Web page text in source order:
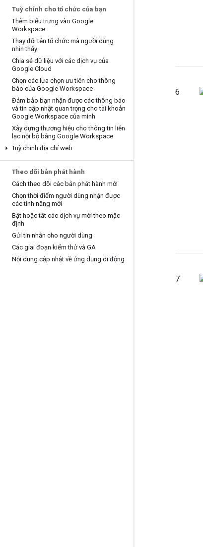
Tuỳ chỉnh cho tổ chức của bạn
Thêm biểu trưng vào Google
Workspace
Thay đổi tên tổ chức mà người dùng
nhìn thấy
Chia sẻ dữ liệu với các dịch vụ của
Google Cloud
Chọn các lựa chọn ưu tiên cho thông
báo của Google Workspace
Đảm bảo bạn nhận được các thông báo
và tin cập nhật quan trọng cho tài khoản
Google Workspace của mình
Xây dựng thương hiệu cho thông tin liên
lạc nội bộ bằng Google Workspace
Tuỳ chỉnh địa chỉ web
Theo dõi bản phát hành
Cách theo dõi các bản phát hành mới
Chọn thời điểm người dùng nhận được
các tính năng mới
Bật hoặc tắt các dịch vụ mới theo mặc
định
Gửi tin nhắn cho người dùng
Các giai đoạn kiểm thử và GA
Nội dung cập nhật về ứng dụng di động
6
7